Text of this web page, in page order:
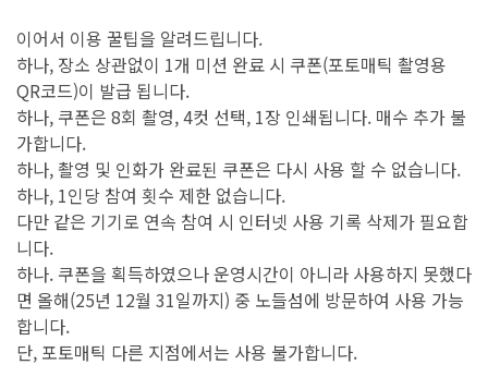
이어서 이용 꿀팁을 알려드립니다.
하나, 장소 상관없이 1개 미션 완료 시 쿠폰(포토매틱 촬영용
QR코드)이 발급 됩니다.
하나, 쿠폰은 8회 촬영, 4컷 선택, 1장 인쇄됩니다. 매수 추가 불
가합니다.
하나, 촬영 및 인화가 완료된 쿠폰은 다시 사용 할 수 없습니다.
하나, 1인당 참여 횟수 제한 없습니다.
다만 같은 기기로 연속 참여 시 인터넷 사용 기록 삭제가 필요합
니다.
하나. 쿠폰을 획득하였으나 운영시간이 아니라 사용하지 못했다
면 올해(25년 12월 31일까지) 중 노들섬에 방문하여 사용 가능
합니다.
단, 포토매틱 다른 지점에서는 사용 불가합니다.